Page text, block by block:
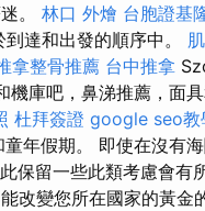
。 林口 外燴 台胞證基
達和出發的順序中。
拿整骨推薦 台中推拿
機庫吧，鼻涕推薦，面
杜拜簽證 google seo教
年假期。 即使在沒有
保留一些此類考慮會有
改變您所在國家的黃金